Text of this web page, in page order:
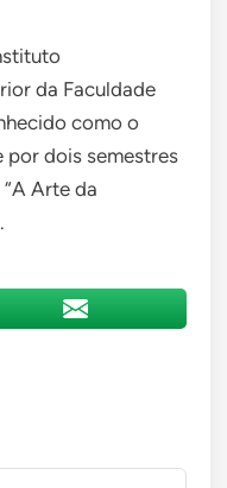
da Faculdade
como o
por dois semestres
Arte da